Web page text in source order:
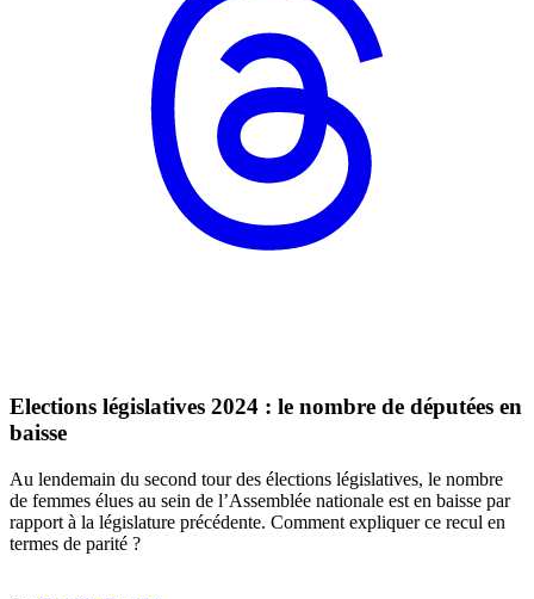
Elections législatives 2024 : le nombre de députées en
baisse
Au lendemain du second tour des élections législatives, le nombre
de femmes élues au sein de l’Assemblée nationale est en baisse par
rapport à la législature précédente. Comment expliquer ce recul en
termes de parité ?